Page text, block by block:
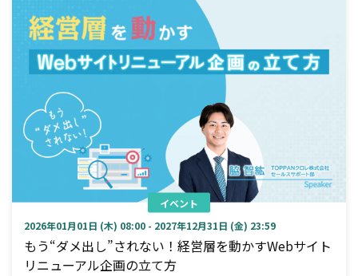
イベント
2026年01月01日 (木) 08:00 - 2027年12月31日 (金) 23:59
もう“ダメ出し”されない！経営層を動かすWebサイト
リニューアル企画の立て方